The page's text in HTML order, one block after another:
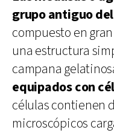
grupo antiguo
compuesto en
una estructura
campana
equipados con
células contienen
microscópicos